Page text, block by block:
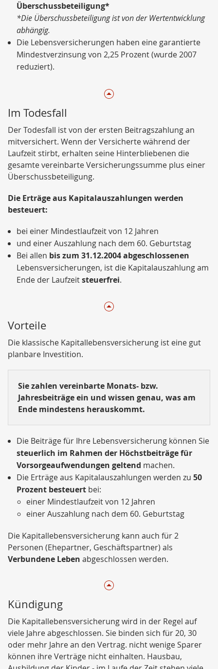
Überschussbeteiligung*
*Die Überschussbeteiligung ist von der Wertentwicklung
abhängig.
Die Lebensversicherungen haben eine garantierte
Mindestverzinsung von 2,25 Prozent (wurde 2007
reduziert).
Im Todesfall
Der Todesfall ist von der ersten Beitragszahlung an
mitversichert. Wenn der Versicherte während der
Laufzeit stirbt, erhalten seine Hinterbliebenen die
gesamte vereinbarte Versicherungssumme plus einer
Überschussbeteiligung.
Die Erträge aus Kapitalauszahlungen werden
besteuert:
bei einer Mindestlaufzeit von 12 Jahren
und einer Auszahlung nach dem 60. Geburtstag
Bei allen bis zum 31.12.2004 abgeschlossenen
Lebensversicherungen, ist die Kapitalauszahlung am
Ende der Laufzeitsteuerfrei.
Vorteile
Die klassische Kapitallebensversicherung ist eine gut
planbare Investition.
Sie zahlen vereinbarte Monats- bzw.
Jahresbeiträge ein und wissen genau, was am
Ende mindestens herauskommt.
Die Beiträge für Ihre Lebensversicherung können Sie
steuerlich im Rahmen der Höchstbeiträge für
Vorsorgeaufwendungen geltend machen.
Die Erträge aus Kapitalauszahlungen werden zu 50
Prozent besteuertbei:
einer Mindestlaufzeit von 12 Jahren
einer Auszahlung nach dem 60. Geburtstag
Die Kapitallebensversicherung kann auch für 2
Personen (Ehepartner, Geschäftspartner) als
Verbundene Leben abgeschlossen werden.
Kündigung
Die Kapitallebensversicherung wird in der Regel auf
viele Jahre abgeschlossen. Sie binden sich für 20, 30
oder mehr Jahre an den Vertrag. nicht wenige Sparer
können ihre Verträge nicht einhalten. Hausbau,